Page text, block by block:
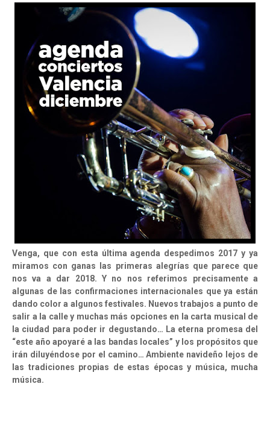
Venga, que con esta última agenda despedimos 2017 y ya
miramos con ganas las primeras alegrías que parece que
nos va a dar 2018. Y no nos referimos precisamente a
algunas de las confirmaciones internacionales que ya están
dando color a algunos festivales. Nuevos trabajos a punto de
salir a la calle y muchas más opciones en la carta musical de
la ciudad para poder ir degustando… La eterna promesa del
“este año apoyaré a las bandas locales” y los propósitos que
irán diluyéndose por el camino… Ambiente navideño lejos de
las tradiciones propias de estas épocas y música, mucha
música.